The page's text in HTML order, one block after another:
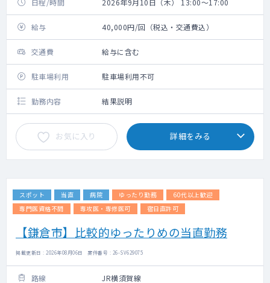
日程/時間 2026年9月10日（木） 13:00～17:00
給与 40,000円/回（税込・交通費込）
交通費 給与に含む
駐車場利用 駐車場利用不可
勤務内容 結果説明
お気に入り 詳細をみる
スポット 当直 病院 ゆったり勤務
60代以上歓迎
専門医資格不問
専攻医・専修医可 宿日直許可
【鎌倉市】比較的ゆったりめの当直勤務
掲載更新日 : 2026年08月06日 案件番号 : 26-SV629075
路線 JR横須賀線